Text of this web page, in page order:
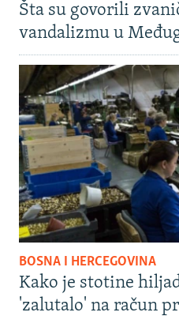
Šta su govorili
vandalizmu u
BOSNA I HERCEGOVINA
Kako je stotine
'zalutalo' na račun